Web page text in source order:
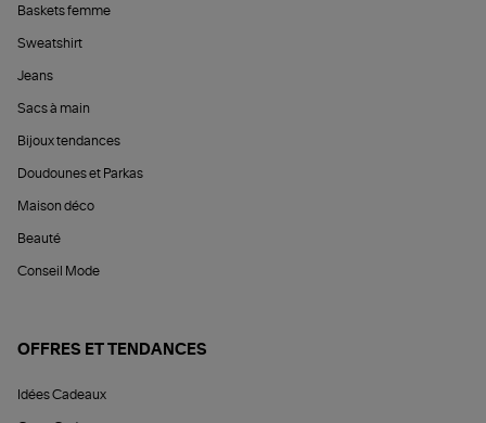
Baskets femme
Sweatshirt
Jeans
Sacs à main
Bijoux tendances
Doudounes et Parkas
Maison déco
Beauté
Conseil Mode
OFFRES ET TENDANCES
Idées Cadeaux